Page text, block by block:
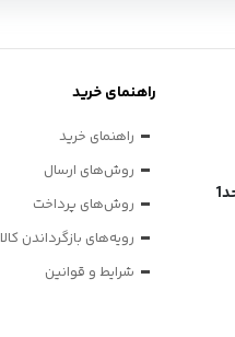
راهنمای خرید
راهنمای خرید
روش‌های ارسال
روش‌های پرداخت
رویه‌های بازگرداندن کالا
شرایط و قوانین